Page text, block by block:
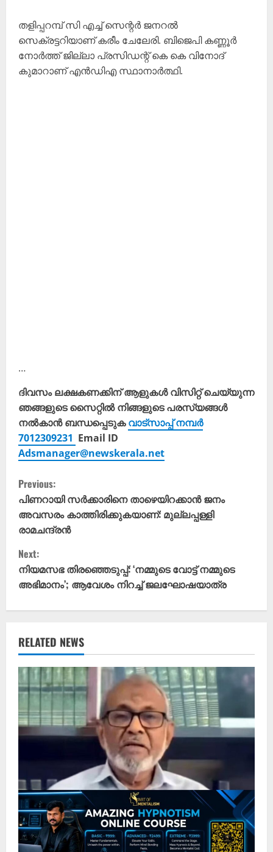
തളിപ്പറമ്പ് സി എച്ച്‌ സെന്റർ ജനറൽ
സെക്രട്ടറിയാണ്‌ കരീം ചേലേരി. ബിജെപി കണ്ണൂർ
നോർത്ത്‌ ജില്ലാ പ്രസിഡന്റ്‌ കെ കെ വിനോദ്‌
കുമാറാണ്‌ എൻഡിഎ സ്ഥാനാർത്ഥി.
…
ദിവസം ലക്ഷകണക്കിന് ആളുകൾ വിസിറ്റ് ചെയ്യുന്ന
ഞങ്ങളുടെ സൈറ്റിൽ നിങ്ങളുടെ പരസ്യങ്ങൾ
നൽകാൻ ബന്ധപ്പെടുകവാട്സാപ്പ് നമ്പർ
7012309231 Email ID
Adsmanager@newskerala.net
C
o
n
t
i
n
u
e
R
e
a
i
n
g
Previous:
പിണറായി സർക്കാരിനെ താഴെയിറക്കാൻ ജനം
അവസരം കാത്തിരിക്കുകയാണ്: മുല്ലപ്പള്ളി
രാമചന്ദ്രൻ
Next:
നിയമസഭ തിരഞ്ഞെടുപ്പ്: ‘നമ്മുടെ വോട്ട് നമ്മുടെ
അഭിമാനം’; ആവേശം നിറച്ച് ജലഘോഷയാത്ര
RELATED NEWS